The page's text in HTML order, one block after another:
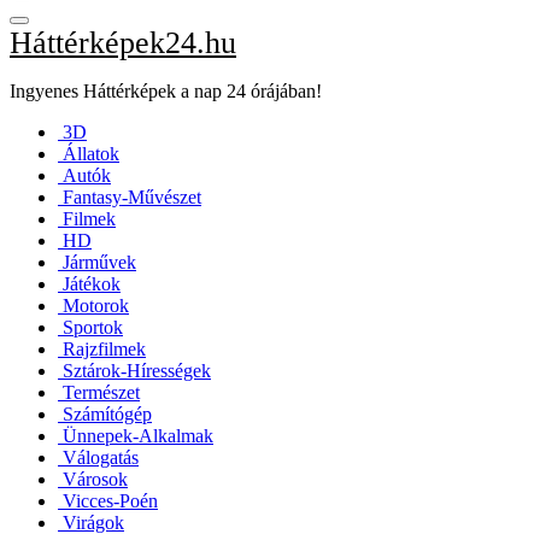
Háttérképek24.hu
Ingyenes Háttérképek a nap 24 órájában!
3D
Állatok
Autók
Fantasy-Művészet
Filmek
HD
Járművek
Játékok
Motorok
Sportok
Rajzfilmek
Sztárok-Hírességek
Természet
Számítógép
Ünnepek-Alkalmak
Válogatás
Városok
Vicces-Poén
Virágok